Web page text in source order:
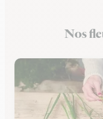
Fleuristes à
Nos